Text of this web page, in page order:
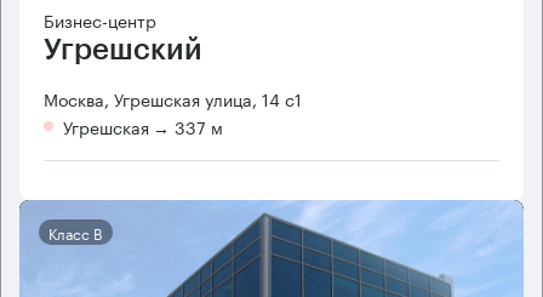
Бизнес-центр
Угрешский
Москва, Угрешская улица, 14 с1
Угрешская → 337 м
Класс B